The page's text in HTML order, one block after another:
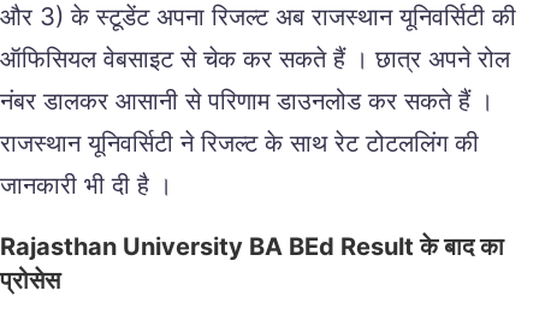
और 3) के स्टूडेंट अपना रिजल्ट अब राजस्थान यूनिवर्सिटी की
ऑफिसियल वेबसाइट से चेक कर सकते हैं । छात्र अपने रोल
नंबर डालकर आसानी से परिणाम डाउनलोड कर सकते हैं ।
राजस्थान यूनिवर्सिटी ने रिजल्ट के साथ रेट टोटललिंग की
जानकारी भी दी है ।
Rajasthan University BA BEd Result के बाद का
प्रोसेस